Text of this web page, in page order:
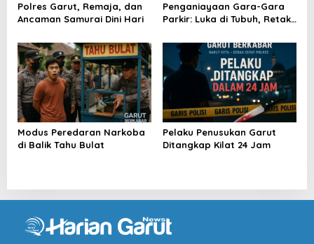
Polres Garut, Remaja, dan
Ancaman Samurai Dini Hari
Penganiayaan Gara-Gara
Parkir: Luka di Tubuh, Retak
Modus Peredaran Narkoba
di Balik Tahu Bulat
Pelaku Penusukan Garut
Ditangkap Kilat 24 Jam